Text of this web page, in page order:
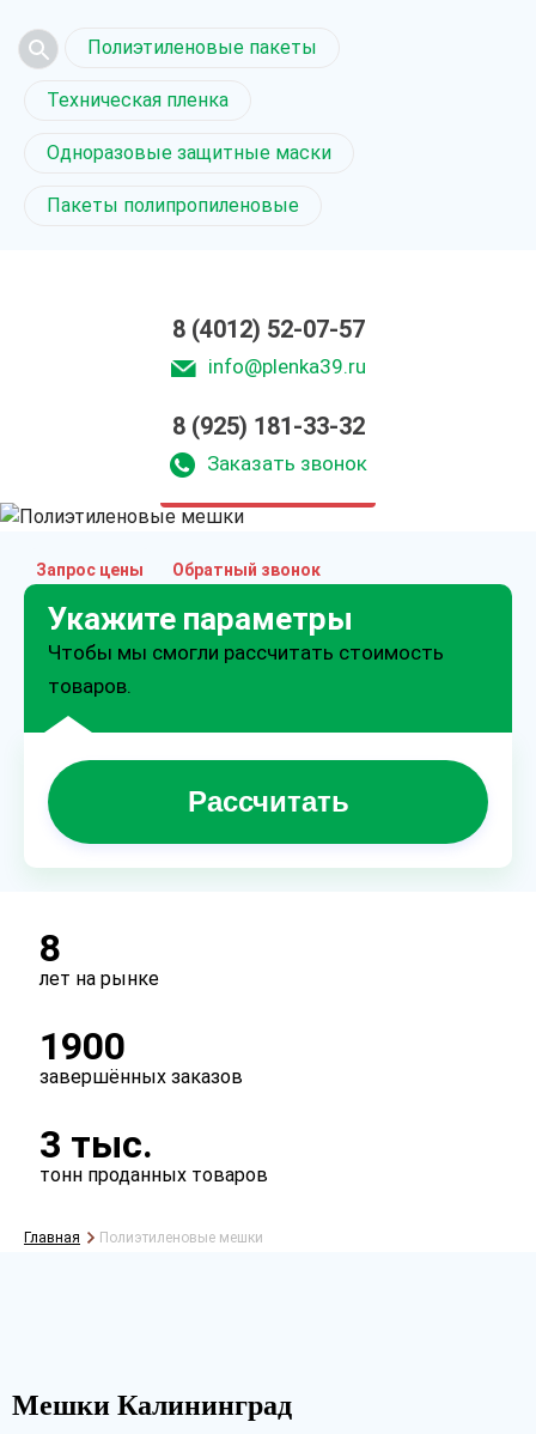
Полиэтиленовые пакеты
Техническая пленка
Одноразовые защитные маски
Пакеты полипропиленовые
8 (4012) 52-07-57
info@plenka39.ru
8 (925) 181-33-32
Заказать звонок
Полиэтиленовые мешки
в Калининграде
Запрос цены Обратный звонок
Укажите параметры
Чтобы мы смогли рассчитать стоимость
товаров.
Рассчитать
8
лет на рынке
1900
завершённых заказов
3 тыс.
тонн проданных товаров
Главная Полиэтиленовые мешки
Мешки Калининград